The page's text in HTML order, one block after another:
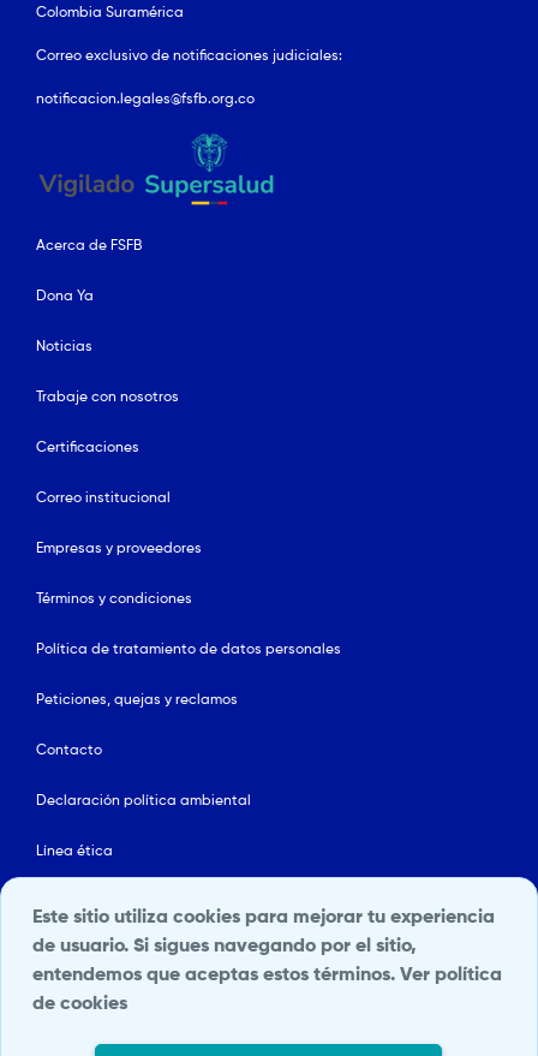
Colombia Suramérica
Correo exclusivo de notificaciones judiciales:
notificacion.legales@fsfb.org.co
Acerca de FSFB
Dona Ya
Noticias
Trabaje con nosotros
Certificaciones
Correo institucional
Empresas y proveedores
Términos y condiciones
Política de tratamiento de datos personales
Peticiones, quejas y reclamos
Contacto
Declaración política ambiental
Línea ética
Política de Seguridad y Salud en el Trabajo
Portal Terceros
Este sitio utiliza cookies para mejorar tu experiencia
de usuario. Si sigues navegando por el sitio,
entendemos que aceptas estos términos.Ver política
de cookies